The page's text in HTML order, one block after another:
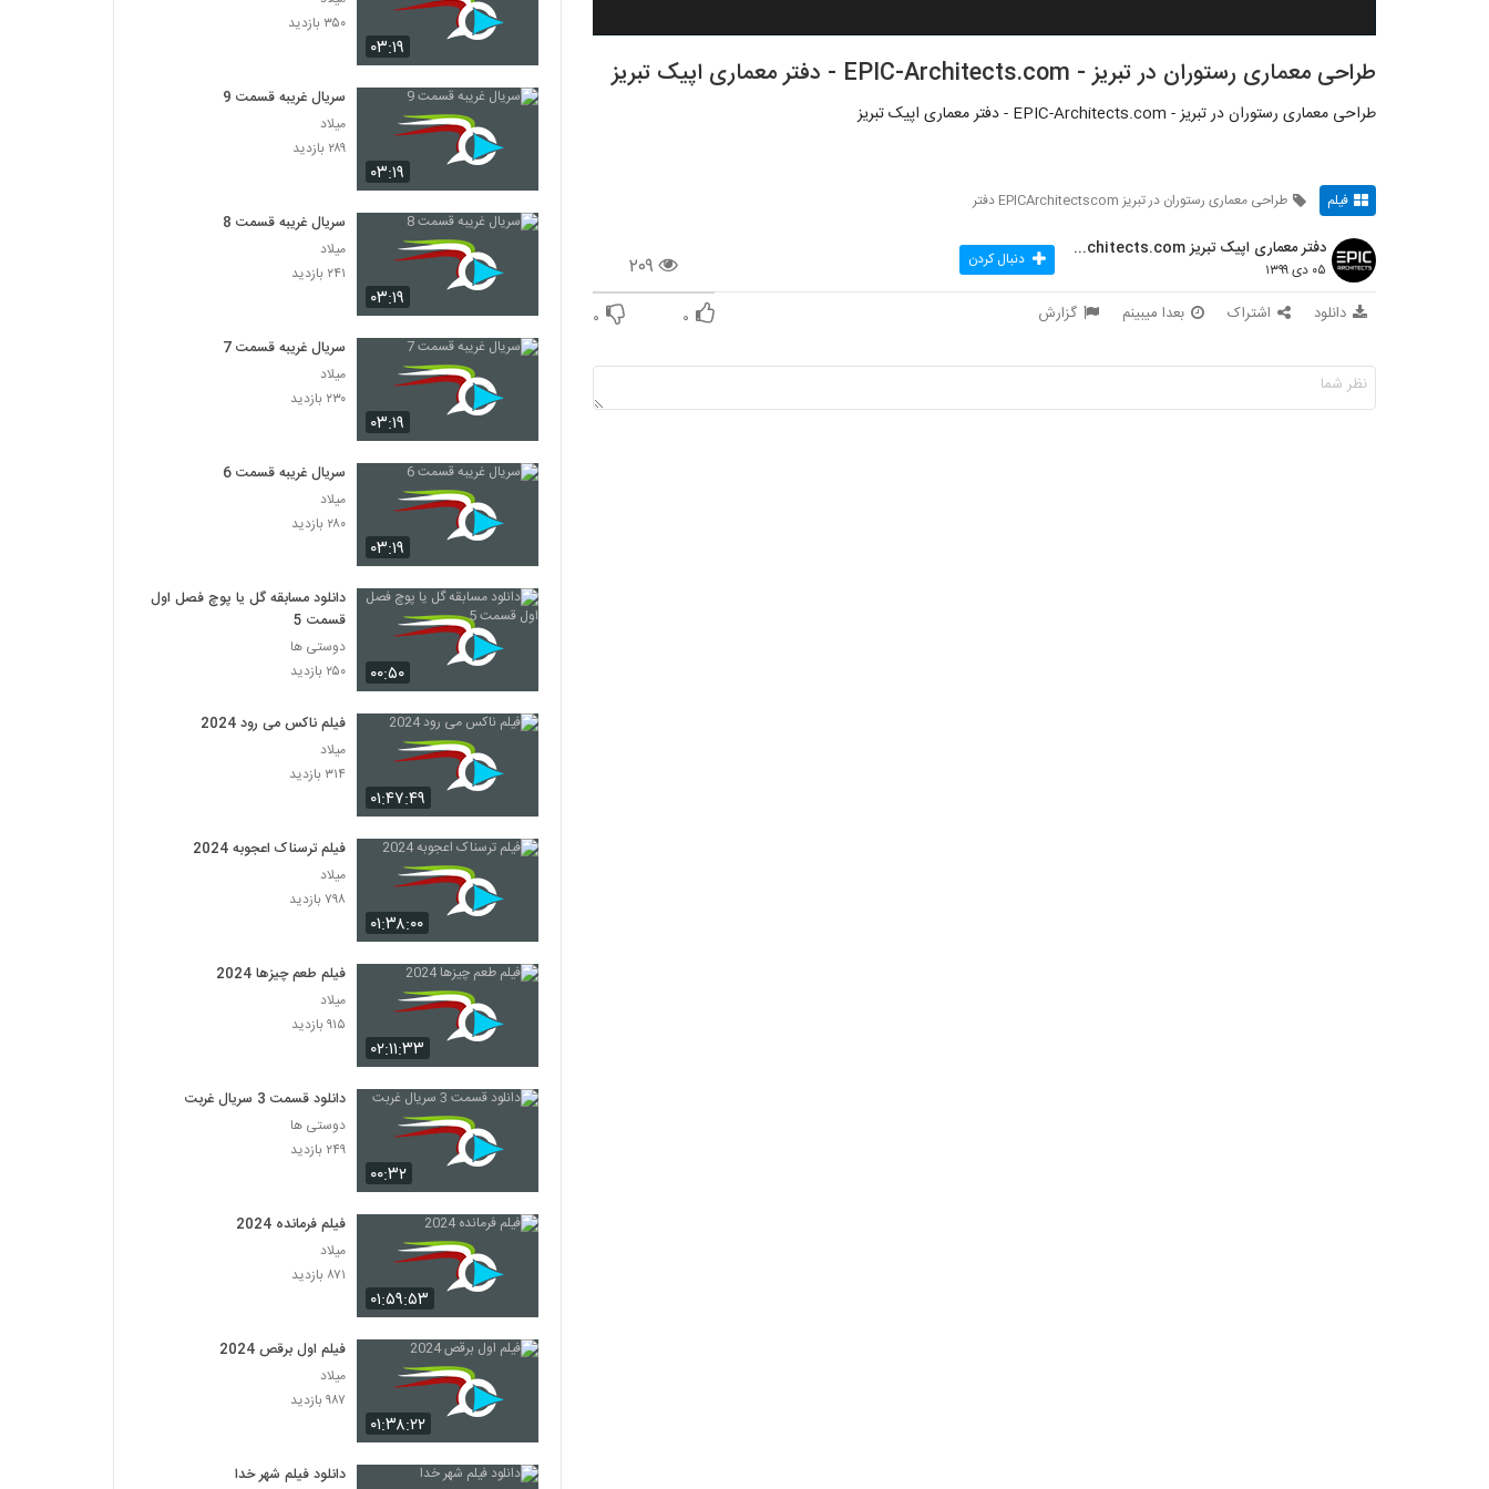
طراحی معماری رستوران در تبریز - EPIC-Architects.com - دفتر معماری اپیک تبریز
طراحی معماری رستوران در تبریز - EPIC-Architects.com - دفتر معماری اپیک تبریز
فیلم طراحی معماری رستوران در تبریز EPICArchitectscom دفتر
۲۰۹
دفتر معماری اپیک تبریز EPIC-Architects.com
۰۵ دی ۱۳۹۹ دنبال کردن
دانلود اشتراک بعدا میبینم گزارش ۰ ۰
۰۳:۱۹
۳۵۰ بازدید
۰۳:۱۹
سریال غریبه قسمت 9
میلاد
۲۸۹ بازدید
۰۳:۱۹
سریال غریبه قسمت 8
میلاد
۲۴۱ بازدید
۰۳:۱۹
سریال غریبه قسمت 7
میلاد
۲۳۰ بازدید
۰۳:۱۹
سریال غریبه قسمت 6
میلاد
۲۸۰ بازدید
۰۰:۵۰
دانلود مسابقه گل یا پوچ فصل اول
قسمت 5
دوستی ها
۲۵۰ بازدید
۰۱:۴۷:۴۹
فیلم ناکس می رود 2024
میلاد
۳۱۴ بازدید
۰۱:۳۸:۰۰
فیلم ترسناک اعجوبه 2024
میلاد
۷۹۸ بازدید
۰۲:۱۱:۳۳
فیلم طعم چیزها 2024
میلاد
۹۱۵ بازدید
۰۰:۳۲
دانلود قسمت 3 سریال غربت
دوستی ها
۲۴۹ بازدید
۰۱:۵۹:۵۳
فیلم فرمانده 2024
میلاد
۸۷۱ بازدید
۰۱:۳۸:۲۲
فیلم اول برقص 2024
میلاد
۹۸۷ بازدید
دانلود فیلم شهر خدا